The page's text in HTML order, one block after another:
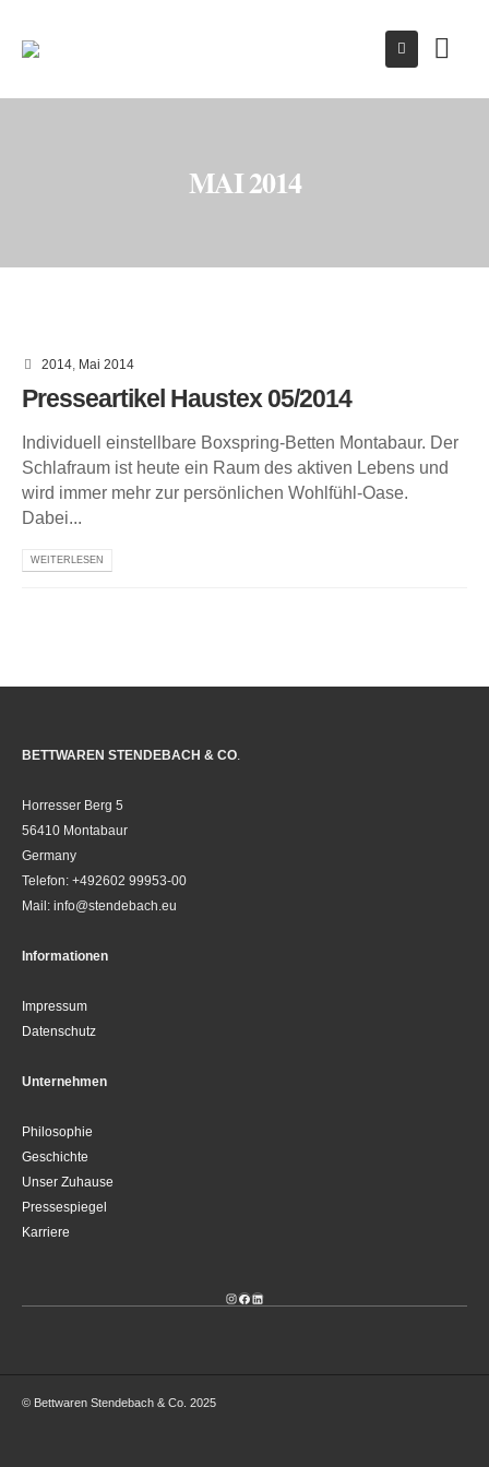
MAI 2014
2014, Mai 2014
Presseartikel Haustex 05/2014
Individuell einstellbare Boxspring-Betten Montabaur. Der
Schlafraum ist heute ein Raum des aktiven Lebens und
wird immer mehr zur persönlichen Wohlfühl-Oase.
Dabei...
WEITERLESEN
BETTWAREN STENDEBACH & CO
Horresser Berg 5
56410 Montabaur
Germany
Telefon: +492602 99953-00
Mail: info@stendebach.eu
Informationen
Impressum
Datenschutz
Unternehmen
Philosophie
Geschichte
Unser Zuhause
Pressespiegel
Karriere
Instagram
Facebook
LinkedIn
© Bettwaren Stendebach & Co. 2025